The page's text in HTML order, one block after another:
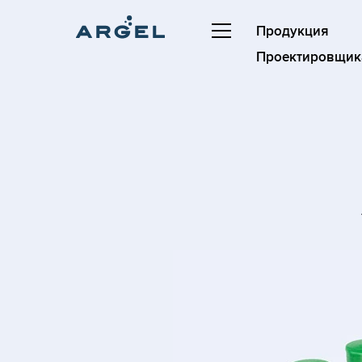
Продукция